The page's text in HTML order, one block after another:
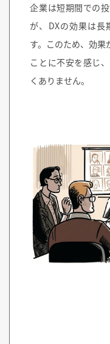
企業は短期間での
が、DXの効果は長
す。このため、効
ことに不安を感じ
くありません。